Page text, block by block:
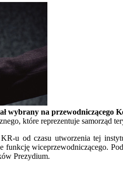
wybrany na przewodniczącego
które reprezentuje samorząd
u od czasu utworzenia tej
wiceprzewodniczącego.
Prezydium.